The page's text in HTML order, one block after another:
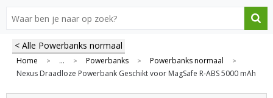
< Alle Powerbanks normaal
Home > ... > Powerbanks > Powerbanks normaal >
Nexus Draadloze Powerbank Geschikt voor MagSafe R-ABS 5000 mAh